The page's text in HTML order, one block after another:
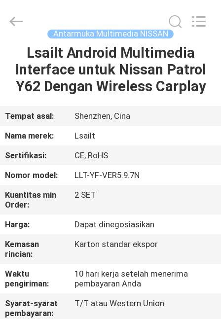
RUMAH
PRODUK
VIDEO
KAMI
TUR
PABRIK
KONTROL
KUALITAS
HUBUNGI
KAMI
Electron
Co.,Ltd.
Antarmuka Multimedia NISSAN
Lsailt Android Multimedia
Interface untuk Nissan Patrol
Y62 Dengan Wireless Carplay
Tempat asal:
Shenzhen, Cina
Nama merek:
Lsailt
Sertifikasi:
CE, RoHS
Nomor model:
LLT-YF-VER5.9.7N
Kuantitas min
Order:
2 SET
Harga:
Dapat dinegosiasikan
Kemasan
rincian:
Karton standar ekspor
Waktu
pengiriman:
10 hari kerja setelah menerima
pembayaran Anda
Syarat-syarat
pembayaran:
T/T atau Western Union